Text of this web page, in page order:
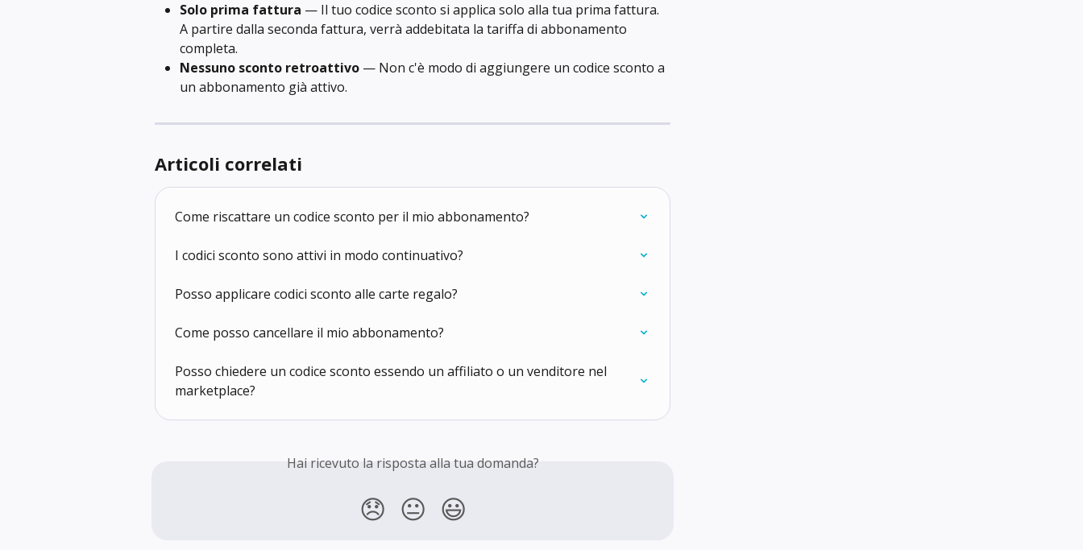
Solo prima fattura — Il tuo codice sconto si applica solo alla tua prima fattura.
A partire dalla seconda fattura, verrà addebitata la tariffa di abbonamento
completa.
Nessuno sconto retroattivo — Non c'è modo di aggiungere un codice sconto a
un abbonamento già attivo.
Articoli correlati
Come riscattare un codice sconto per il mio abbonamento?
I codici sconto sono attivi in modo continuativo?
Posso applicare codici sconto alle carte regalo?
Come posso cancellare il mio abbonamento?
Posso chiedere un codice sconto essendo un affiliato o un venditore nel
marketplace?
Hai ricevuto la risposta alla tua domanda?
😞 😐 😃